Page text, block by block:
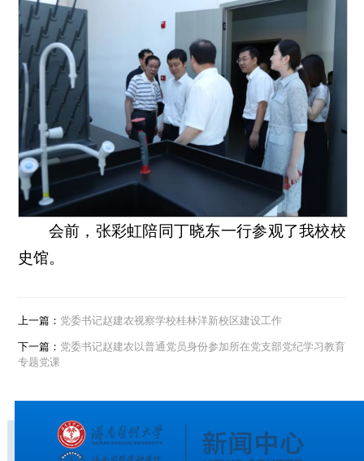
会前，张彩虹陪同丁晓东一行参观了我校校
史馆。
上一篇： 党委书记赵建农视察学校桂林洋新校区建设工作
下一篇： 党委书记赵建农以普通党员身份参加所在党支部党纪学习教育
专题党课